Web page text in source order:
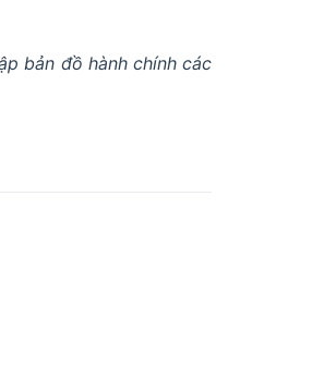
bản đồ hành chính các